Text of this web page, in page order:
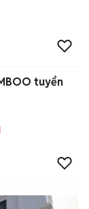
tuyển